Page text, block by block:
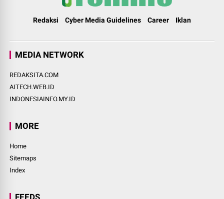
Redaksi Cyber Media Guidelines Career Iklan
MEDIA NETWORK
REDAKSITA.COM
AITECH.WEB.ID
INDONESIAINFO.MY.ID
MORE
Home
Sitemaps
Index
FEEDS